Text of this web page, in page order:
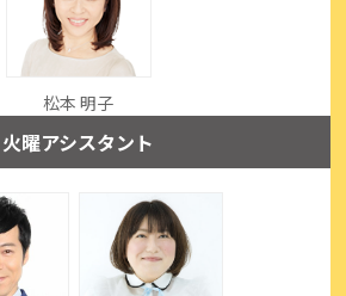
松本 明子
火曜アシスタント